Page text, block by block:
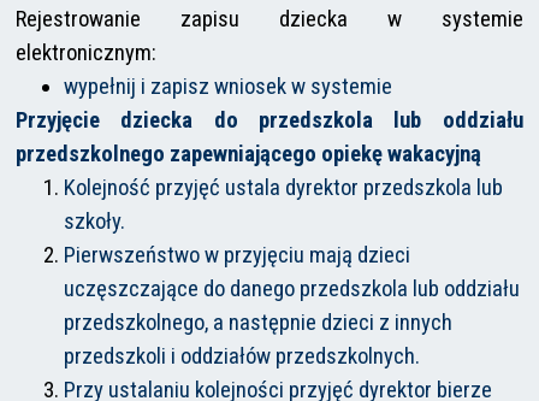
Rejestrowanie zapisu dziecka w systemie
elektronicznym:
wypełnij i zapisz wniosek w systemie
Przyjęcie dziecka do przedszkola lub oddziału
przedszkolnego zapewniającego opiekę wakacyjną
Kolejność przyjęć ustala dyrektor przedszkola lub
szkoły.
Pierwszeństwo w przyjęciu mają dzieci
uczęszczające do danego przedszkola lub oddziału
przedszkolnego, a następnie dzieci z innych
przedszkoli i oddziałów przedszkolnych.
Przy ustalaniu kolejności przyjęć dyrektor bierze